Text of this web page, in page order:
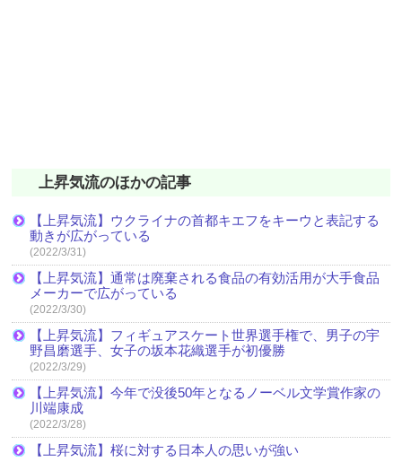
上昇気流のほかの記事
【上昇気流】ウクライナの首都キエフをキーウと表記する
動きが広がっている
(2022/3/31)
【上昇気流】通常は廃棄される食品の有効活用が大手食品
メーカーで広がっている
(2022/3/30)
【上昇気流】フィギュアスケート世界選手権で、男子の宇
野昌磨選手、女子の坂本花織選手が初優勝
(2022/3/29)
【上昇気流】今年で没後50年となるノーベル文学賞作家の
川端康成
(2022/3/28)
【上昇気流】桜に対する日本人の思いが強い